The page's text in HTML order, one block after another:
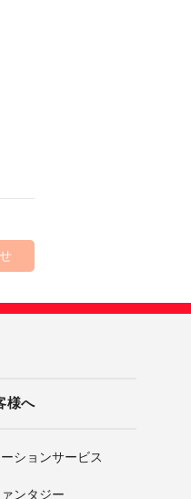
様へ
ションサービス
ンタジー